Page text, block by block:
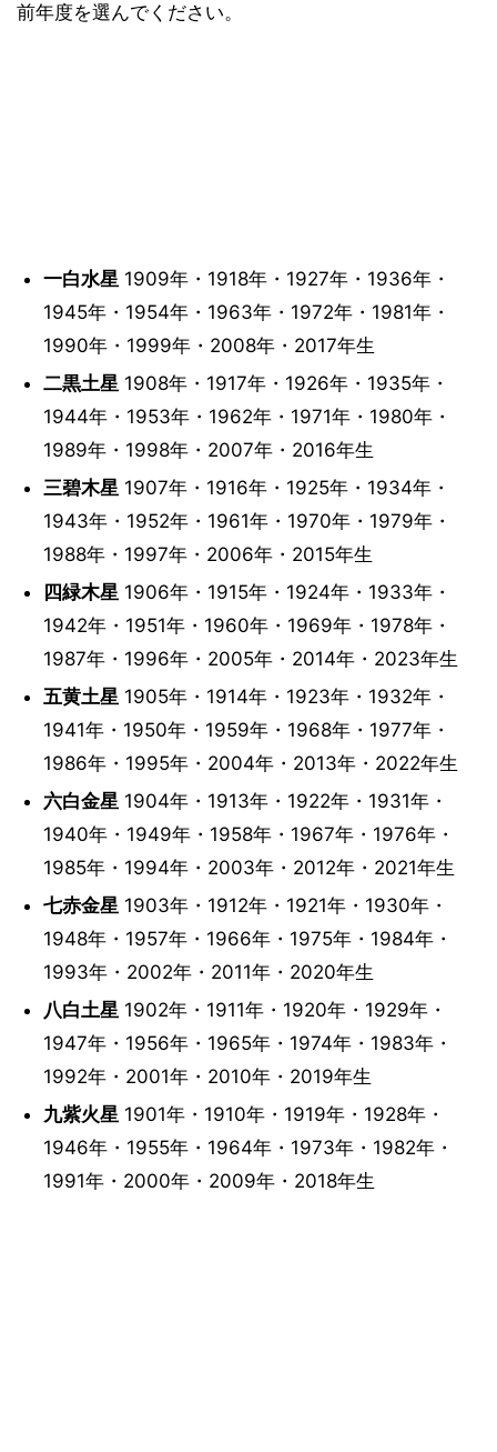
前年度を選んでください。
一白水星1909年・1918年・1927年・1936年・
1945年・1954年・1963年・1972年・1981年・
1990年・1999年・2008年・2017年生
二黒土星1908年・1917年・1926年・1935年・
1944年・1953年・1962年・1971年・1980年・
1989年・1998年・2007年・2016年生
三碧木星1907年・1916年・1925年・1934年・
1943年・1952年・1961年・1970年・1979年・
1988年・1997年・2006年・2015年生
四緑木星1906年・1915年・1924年・1933年・
1942年・1951年・1960年・1969年・1978年・
1987年・1996年・2005年・2014年・2023年生
五黄土星1905年・1914年・1923年・1932年・
1941年・1950年・1959年・1968年・1977年・
1986年・1995年・2004年・2013年・2022年生
六白金星1904年・1913年・1922年・1931年・
1940年・1949年・1958年・1967年・1976年・
1985年・1994年・2003年・2012年・2021年生
七赤金星1903年・1912年・1921年・1930年・
1948年・1957年・1966年・1975年・1984年・
1993年・2002年・2011年・2020年生
八白土星1902年・1911年・1920年・1929年・
1947年・1956年・1965年・1974年・1983年・
1992年・2001年・2010年・2019年生
九紫火星1901年・1910年・1919年・1928年・
1946年・1955年・1964年・1973年・1982年・
1991年・2000年・2009年・2018年生